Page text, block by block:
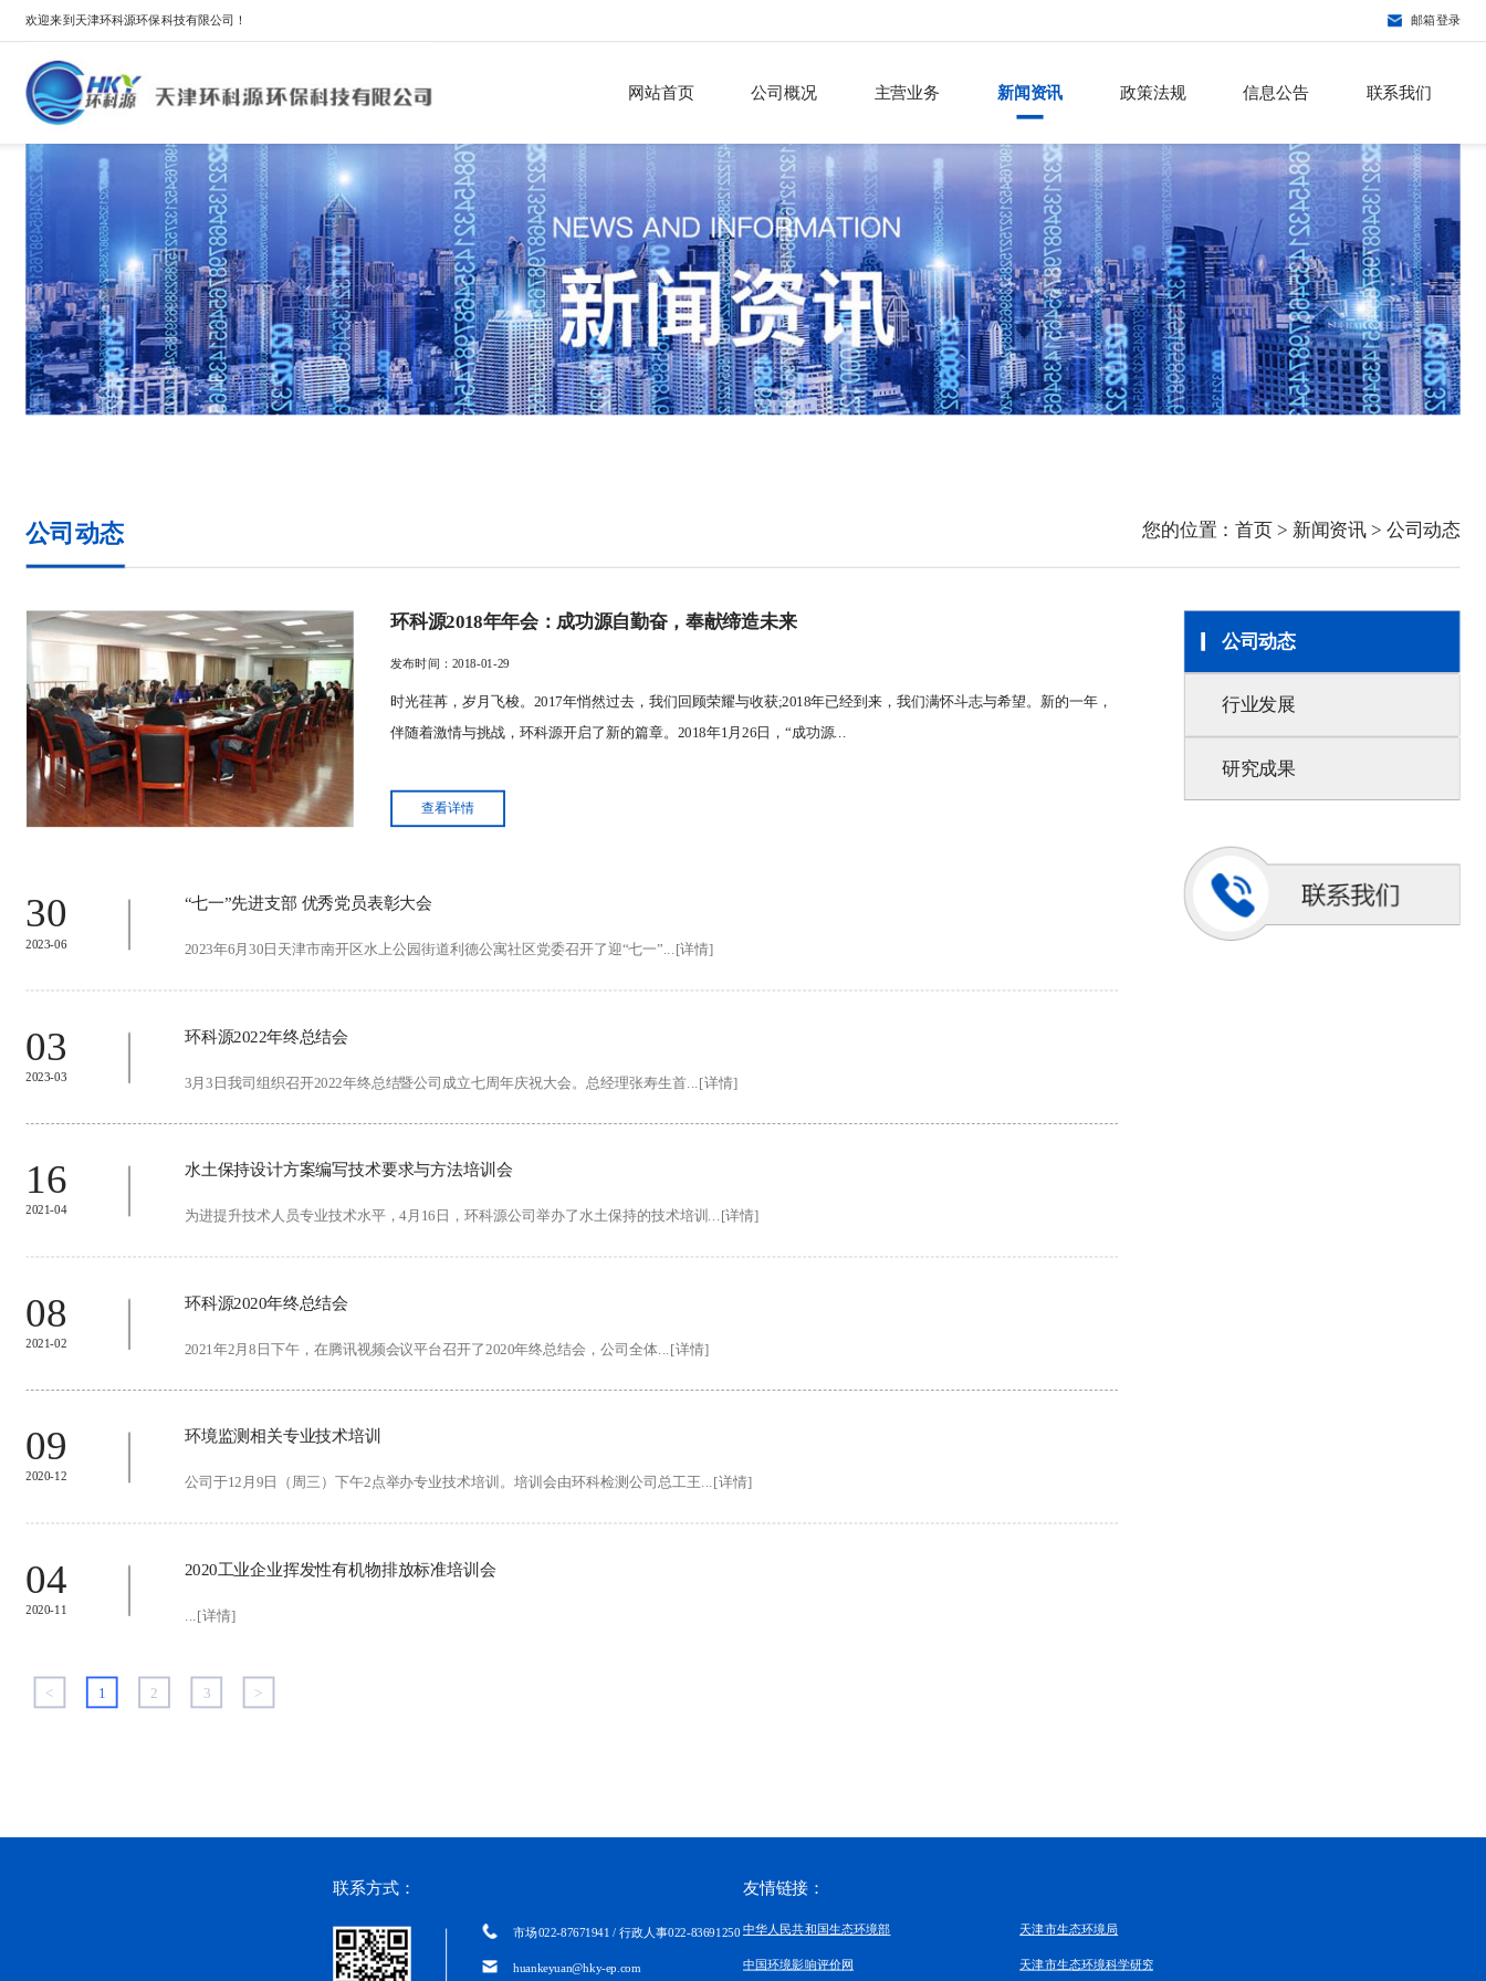
欢迎来到天津环科源环保科技有限公司！ 邮箱登录
网站首页 公司概况 主营业务 新闻资讯 政策法规 信息公告 联系我们
公司动态 您的位置： 首页> 新闻资讯>公司动态
环科源2018年年会：成功源自勤奋，奉献缔造未来
发布时间：2018-01-29
时光荏苒，岁月飞梭。2017年悄然过去，我们回顾荣耀与收获;2018年已经到来，我们满怀斗志与希望。新的一年，
伴随着激情与挑战，环科源开启了新的篇章。2018年1月26日，“成功源...
查看详情
30
2023-06
“七一”先进支部 优秀党员表彰大会
2023年6月30日天津市南开区水上公园街道利德公寓社区党委召开了迎“七一”...[详情]
03
2023-03
环科源2022年终总结会
3月3日我司组织召开2022年终总结暨公司成立七周年庆祝大会。总经理张寿生首...[详情]
16
2021-04
水土保持设计方案编写技术要求与方法培训会
为进提升技术人员专业技术水平，4月16日，环科源公司举办了水土保持的技术培训...[详情]
08
2021-02
环科源2020年终总结会
2021年2月8日下午，在腾讯视频会议平台召开了2020年终总结会，公司全体...[详情]
09
2020-12
环境监测相关专业技术培训
公司于12月9日（周三）下午2点举办专业技术培训。培训会由环科检测公司总工王...[详情]
04
2020-11
2020工业企业挥发性有机物排放标准培训会
...[详情]
< 1 2 3 >
公司动态
行业发展
研究成果
联系方式：
市场022-87671941 / 行政人事022-83691250
huankeyuan@hky-ep.com
友情链接：
中华人民共和国生态环境部 天津市生态环境局
中国环境影响评价网 天津市生态环境科学研究院